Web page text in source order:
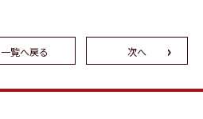
一覧へ戻る 次へ